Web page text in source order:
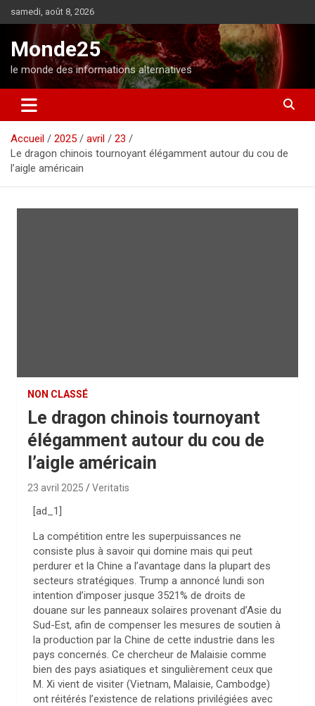
l
o
n
samedi, août 8, 2026
Monde25
le monde des informations alternatives
Accueil 2025 avril
23
Le dragon chinois tournoyant élégamment autour du cou de
l’aigle américain
NON CLASSÉ
Le dragon chinois tournoyant
élégamment autour du cou de
l’aigle américain
23 avril 2025 Veritatis
[ad_1]
La compétition entre les superpuissances ne
consiste plus à savoir qui domine mais qui peut
perdurer et la Chine a l’avantage dans la plupart des
secteurs stratégiques. Trump a annoncé lundi son
intention d’imposer jusque 3521% de droits de
douane sur les panneaux solaires provenant d’Asie du
Sud-Est, afin de compenser les mesures de soutien à
la production par la Chine de cette industrie dans les
pays concernés. Ce chercheur de Malaisie comme
bien des pays asiatiques et singulièrement ceux que
M. Xi vient de visiter (Vietnam, Malaisie, Cambodge)
ont réitérés l’existence de relations privilégiées avec